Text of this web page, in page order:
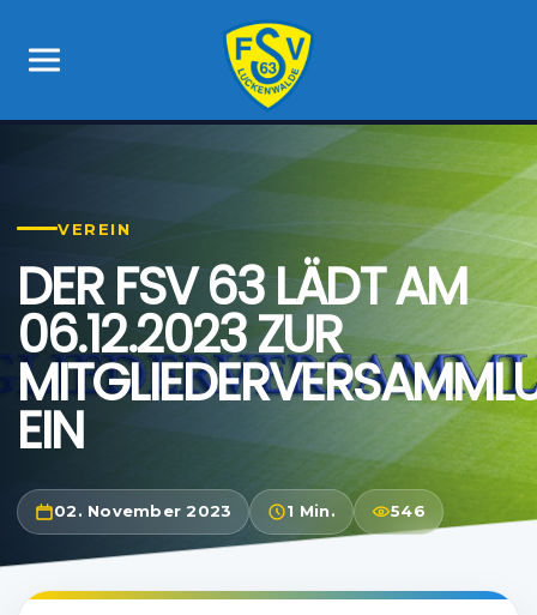
VEREIN
DER FSV 63 LÄDT AM
06.12.2023 ZUR
EIN
02. November 2023 1 Min. 546